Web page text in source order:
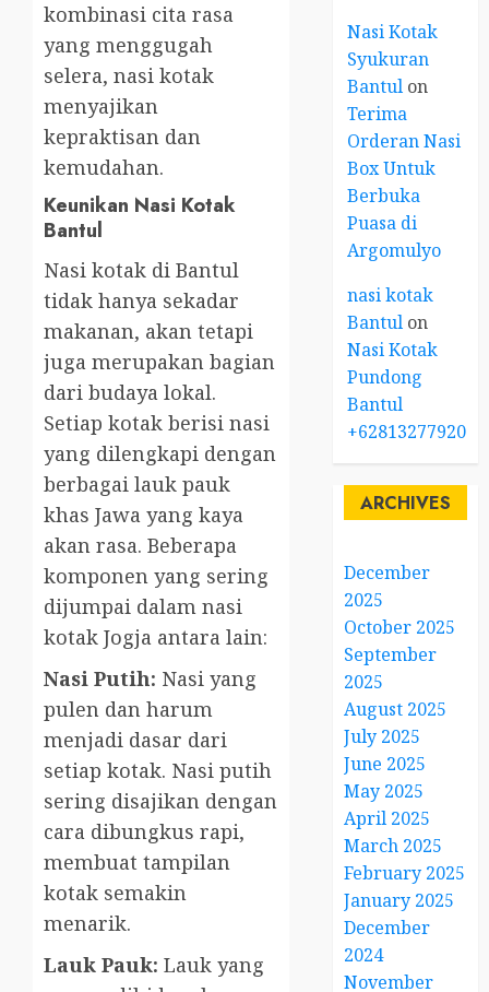
kombinasi cita rasa
yang menggugah
selera, nasi kotak
menyajikan
kepraktisan dan
kemudahan.
Keunikan Nasi Kotak
Bantul
Nasi kotak di Bantul
tidak hanya sekadar
makanan, akan tetapi
juga merupakan bagian
dari budaya lokal.
Setiap kotak berisi nasi
yang dilengkapi dengan
berbagai lauk pauk
khas Jawa yang kaya
akan rasa. Beberapa
komponen yang sering
dijumpai dalam nasi
kotak Jogja antara lain:
Nasi Putih: Nasi yang
pulen dan harum
menjadi dasar dari
setiap kotak. Nasi putih
sering disajikan dengan
cara dibungkus rapi,
membuat tampilan
kotak semakin
menarik.
Lauk Pauk: Lauk yang
Nasi Kotak
Syukuran
Bantul on
Terima
Orderan Nasi
Box Untuk
Berbuka
Puasa di
Argomulyo
nasi kotak
Bantul on
Nasi Kotak
Pundong
Bantul
+6281327792084
ARCHIVES
December
2025
October 2025
September
2025
August 2025
July 2025
June 2025
May 2025
April 2025
March 2025
February 2025
January 2025
December
2024
November